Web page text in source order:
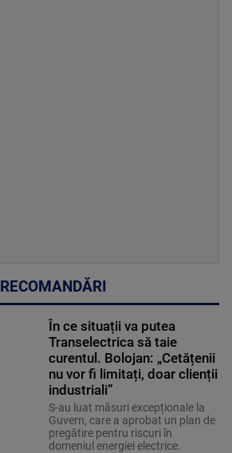
RECOMANDĂRI
În ce situații va putea
Transelectrica să taie
curentul. Bolojan: „Cetățenii
nu vor fi limitați, doar clienții
industriali”
S-au luat măsuri excepționale la
Guvern, care a aprobat un plan de
pregătire pentru riscuri în
domeniul energiei electrice.